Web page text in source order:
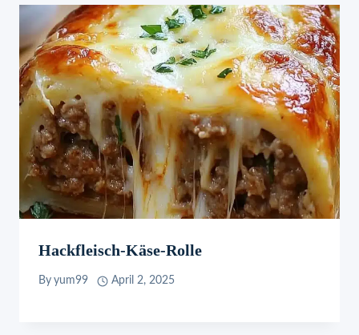
Hackfleisch-Käse-Rolle
By yum99 April 2, 2025